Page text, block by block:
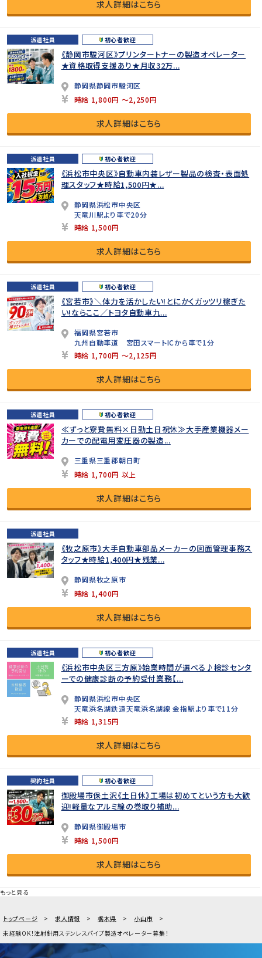
求人詳細はこちら
派遣社員 初心者歓迎
《静岡市駿河区》プリンタートナーの製造オペレーター
★資格取得支援あり★月収32万...
静岡県静岡市駿河区
時給 1,800円 ～2,250円
求人詳細はこちら
派遣社員 初心者歓迎
《浜松市中央区》自動車内装レザー製品の検査・表面処
理スタッフ★時給1,500円★...
静岡県浜松市中央区
天竜川駅より車で20分
時給 1,500円
求人詳細はこちら
派遣社員 初心者歓迎
《宮若市》＼体力を活かしたい!とにかくガッツリ稼ぎた
い!ならここ／トヨタ自動車九...
福岡県宮若市
九州自動車道 宮田スマートICから車で1分
時給 1,700円 ～2,125円
求人詳細はこちら
派遣社員 初心者歓迎
≪ずっと寮費無料×日勤土日祝休≫大手産業機器メー
カーでの配電用変圧器の製造...
三重県三重郡朝日町
時給 1,700円 以上
求人詳細はこちら
派遣社員
《牧之原市》大手自動車部品メーカーの図面管理事務ス
タッフ★時給1,400円★残業...
静岡県牧之原市
時給 1,400円
求人詳細はこちら
派遣社員 初心者歓迎
《浜松市中央区三方原》始業時間が選べる♪検診センタ
ーでの健康診断の予約受付業務【...
静岡県浜松市中央区
天竜浜名湖鉄道天竜浜名湖線 金指駅より車で11分
時給 1,315円
求人詳細はこちら
契約社員 初心者歓迎
御殿場市保土沢《土日休》工場は初めてという方も大歓
迎!軽量なアルミ線の巻取り補助...
静岡県御殿場市
時給 1,500円
求人詳細はこちら
もっと見る
トップページ 求人情報 栃木県
小山市
未経験OK！注射針用ステンレスパイプ製造オペレーター募集！